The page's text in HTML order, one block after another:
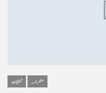
تحقیقات منظر نامہ